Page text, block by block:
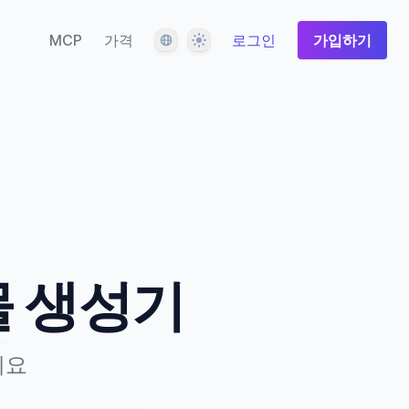
MCP 가격 언어 테마 로그인 가입하기
생성기